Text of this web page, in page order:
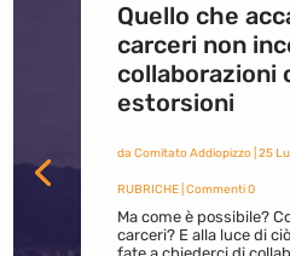
Quello che
carceri non
collaborazioni
estorsioni
da Comitato Addiopizzo| 25
RUBRICHE| Commenti 0
Ma come è possibile?
carceri? E alla luce di